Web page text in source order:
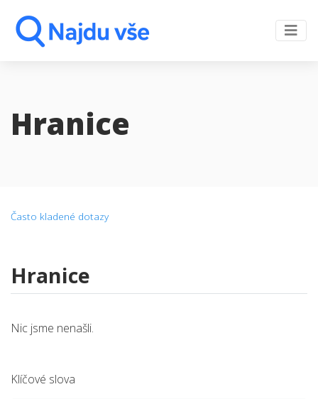
Hranice
Klíčové slova
Často kladené dotazy
Hranice
Nic jsme nenašli.